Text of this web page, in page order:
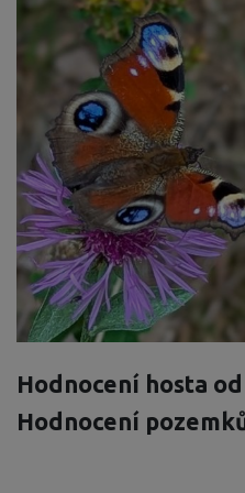
Hodnocení hosta
Hodnocení